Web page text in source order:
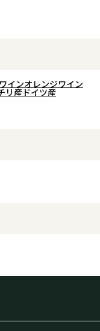
インオレンジワイン
リ産ドイツ産